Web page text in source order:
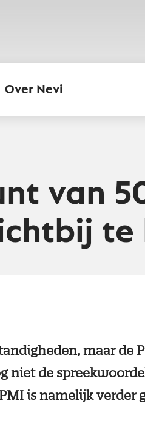
Over Nevi
van
te
maar de
niet de
is namelijk verder